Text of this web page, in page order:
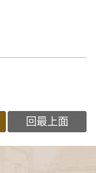
回最上面